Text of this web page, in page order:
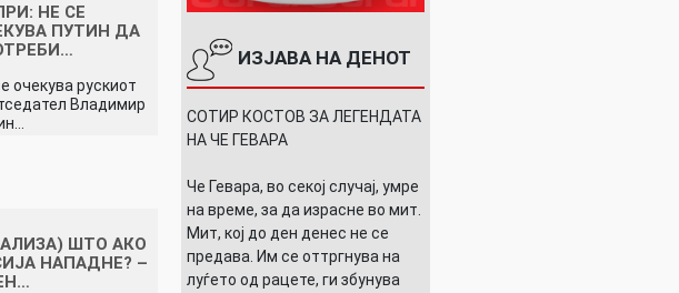
НЕ СЕ
ПУТИН ДА
очекува рускиот
Владимир
ШТО АКО
НАПАДНЕ? –
ИЗЈАВА НА ДЕНОТ
СОТИР КОСТОВ ЗА ЛЕГЕНДАТА
НА ЧЕ ГЕВАРА
Че Гевара, во секој случај, умре
на време, за да израсне во мит.
Мит, кој до ден денес не се
предава. Им се оттргнува на
луѓето од рацете, ги збунува